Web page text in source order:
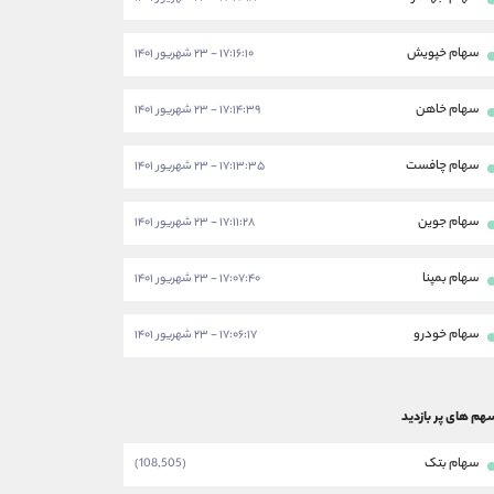
سهام خپویش ۱۷:۱۶:۱۰ - ۲۳ شهریور ۱۴۰۱
سهام خاهن ۱۷:۱۴:۳۹ - ۲۳ شهریور ۱۴۰۱
سهام چافست ۱۷:۱۳:۳۵ - ۲۳ شهریور ۱۴۰۱
سهام جوین ۱۷:۱۱:۲۸ - ۲۳ شهریور ۱۴۰۱
سهام بمپنا ۱۷:۰۷:۴۰ - ۲۳ شهریور ۱۴۰۱
سهام خودرو ۱۷:۰۶:۱۷ - ۲۳ شهریور ۱۴۰۱
های پر بازدید
سهام بتک (108,505)